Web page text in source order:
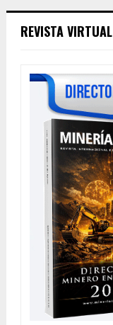
REVISTA VIRTUAL